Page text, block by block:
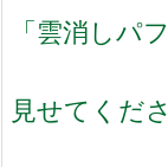
「雲消し
見せてくだ